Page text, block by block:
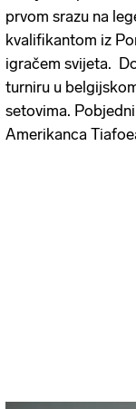
prvom srazu na
kvalifikantom iz
igračem svijeta.
turniru u
setovima.
Amerikanca